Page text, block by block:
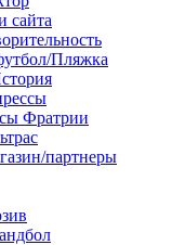
сайта
Пляжка
Фратрии
партнеры